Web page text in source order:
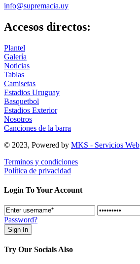
info@supremacia.uy
Accesos directos:
Plantel
Galería
Noticias
Tablas
Camisetas
Estadios Uruguay
Basquetbol
Estadios Exterior
Nosotros
Canciones de la barra
© 2023, Powered by MKS - Servicios Web
Terminos y condiciones
Política de privacidad
Login To Your Account
Password?
Try Our Socials Also